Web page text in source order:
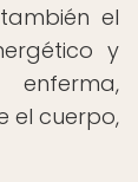
el
y
el cuerpo,